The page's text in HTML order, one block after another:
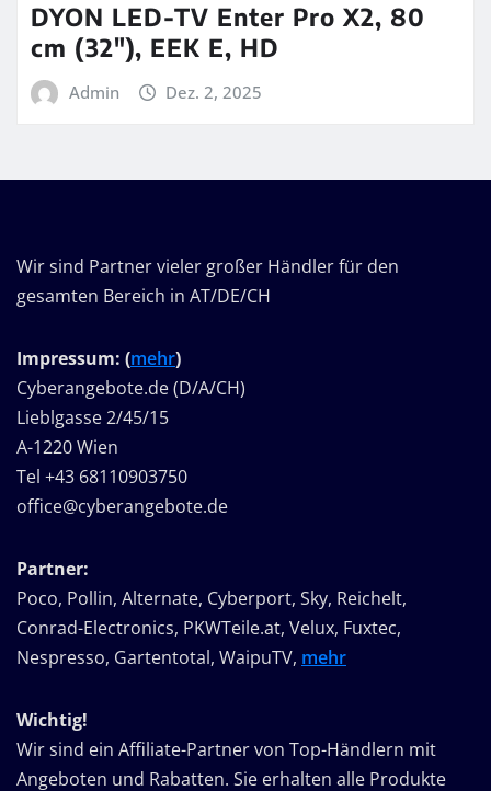
DYON LED-TV Enter Pro X2, 80
cm (32″), EEK E, HD
Admin Dez. 2, 2025
Wir sind Partner vieler großer Händler für den
gesamten Bereich in AT/DE/CH
Impressum: (mehr)
Cyberangebote.de (D/A/CH)
Lieblgasse 2/45/15
A-1220 Wien
Tel +43 68110903750
office@cyberangebote.de
Partner:
Poco, Pollin, Alternate, Cyberport, Sky, Reichelt,
Conrad-Electronics, PKWTeile.at, Velux, Fuxtec,
Nespresso, Gartentotal, WaipuTV, mehr
Wichtig!
Wir sind ein Affiliate-Partner von Top-Händlern mit
Angeboten und Rabatten. Sie erhalten alle Produkte